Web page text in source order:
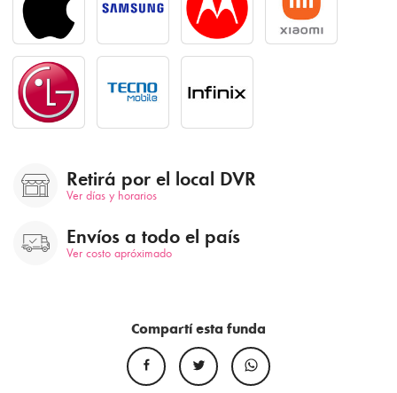
Retirá por el local DVR
Ver días y horarios
Envíos a todo el país
Ver costo apróximado
Compartí esta funda